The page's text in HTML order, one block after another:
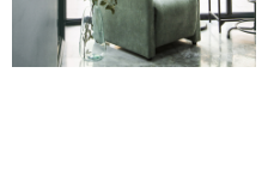
Oferte speciale
Banchete
Sezlong living